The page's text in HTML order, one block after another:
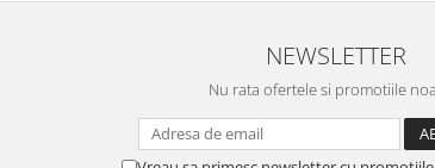
NEWSLETTER
Nu rata ofertele si promotiile